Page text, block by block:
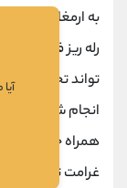
به ارمغان می
رله ریز فقط با
تواند تجارت را
انجام شود ، یک
همراه خود به